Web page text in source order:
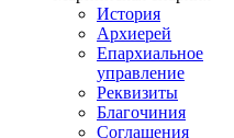
История
Архиерей
Епархиальное
управление
Реквизиты
Благочиния
Соглашения